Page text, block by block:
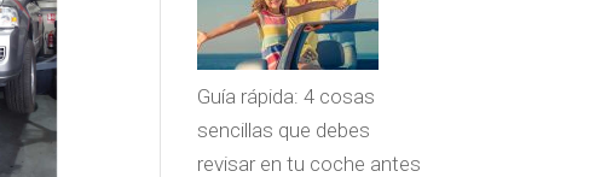
Guía rápida: 4 cosas
sencillas que debes
revisar en tu coche antes